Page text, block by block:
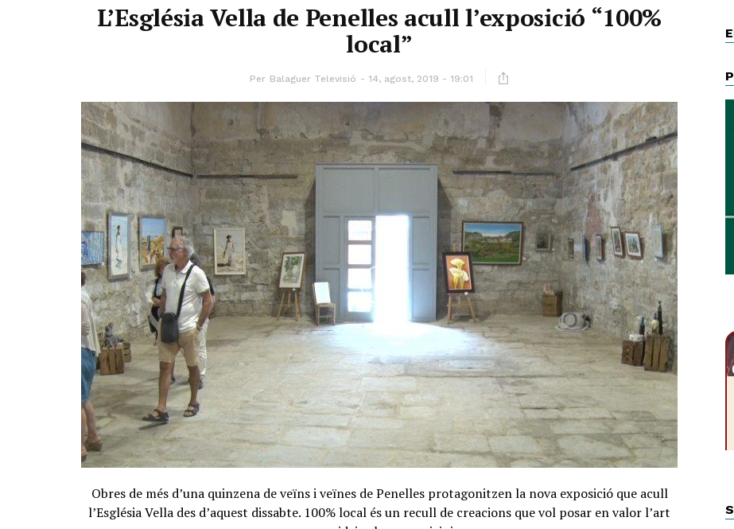
L’Església Vella de Penelles acull l’exposició “100%
local”
Per Balaguer Televisió 14, agost, 2019 - 19:01
Obres de més d’una quinzena de veïns i veïnes de Penelles protagonitzen la nova exposició que acull
l’Església Vella des d’aquest dissabte. 100% local és un recull de creacions que vol posar en valor l’art